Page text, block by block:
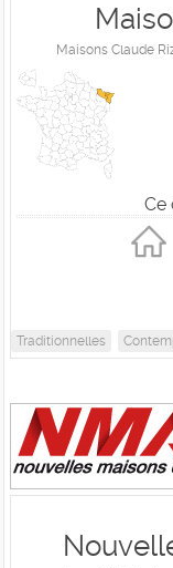
Maisons Claude
Ce
Traditionnelles